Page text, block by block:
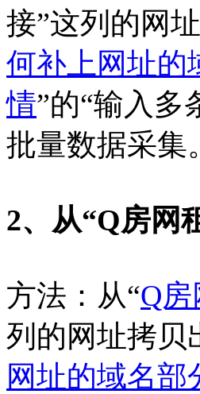
接”这列的网
何补上网址的
情”的“输入多
批量数据采集。
2、从“Q房网
方法：从“Q
列的网址拷贝
网址的域名部